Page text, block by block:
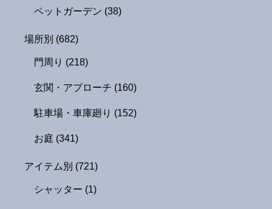
ペットガーデン (38)
場所別 (682)
門周り (218)
玄関・アプローチ (160)
駐車場・車庫廻り (152)
お庭 (341)
アイテム別 (721)
シャッター (1)